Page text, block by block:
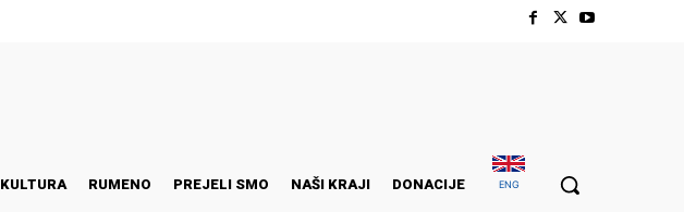
KULTURA RUMENO PREJELI SMO NAŠI KRAJI DONACIJE ENG